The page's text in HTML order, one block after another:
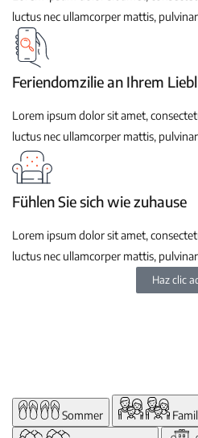
luctus nec ullamcorper mattis,
Feriendomzilie an Ihrem
Lorem ipsum dolor sit amet,
luctus nec ullamcorper mattis,
Fühlen Sie sich wie zuhause
Lorem ipsum dolor sit amet,
luctus nec ullamcorper mattis,
Haz clic
Sommer